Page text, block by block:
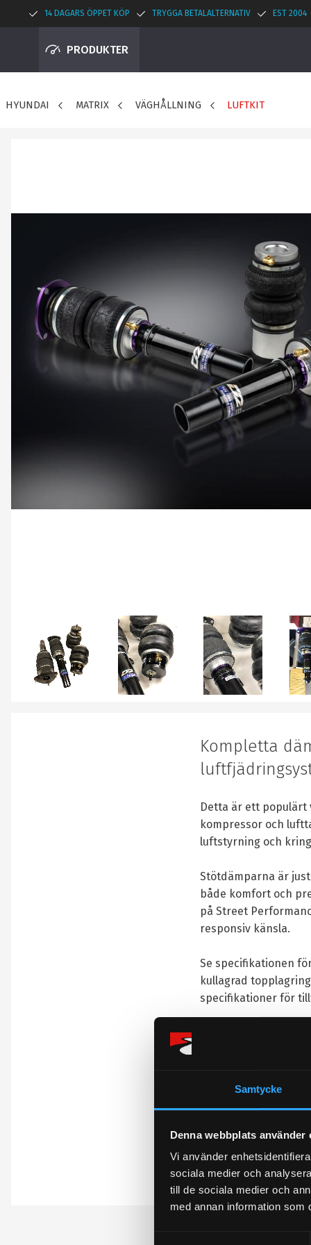
Samtycke
Denna webbplats använder
Vi använder
sociala medier och
till de sociala medier och
med annan information som
14 DAGARS ÖPPET KÖP TRYGGA BETALALTERNATIV EST 2004
PRODUKTER
HYUNDAI MATRIX VÄGHÅLLNING LUFTKIT
Kompletta
Detta är ett populärt
kompressor och
luftstyrning och
Stötdämparna är
både komfort och
på Street
responsiv känsla.
Se specifikationen
kullagrad
specifikationer för
Bli den första att